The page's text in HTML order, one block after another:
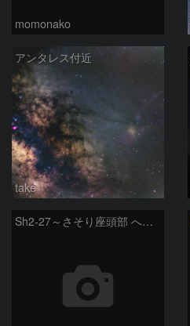
momonako
アンタレス付近
take
Sh2-27～さそり座頭部 へびつかい座 さそり座